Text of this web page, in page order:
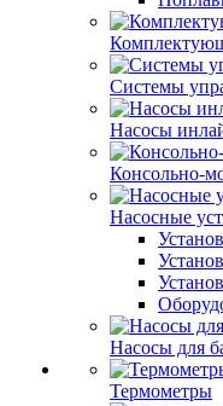
Системы
Насосы
Консольно-
Насосные
Насосы для
Термометры